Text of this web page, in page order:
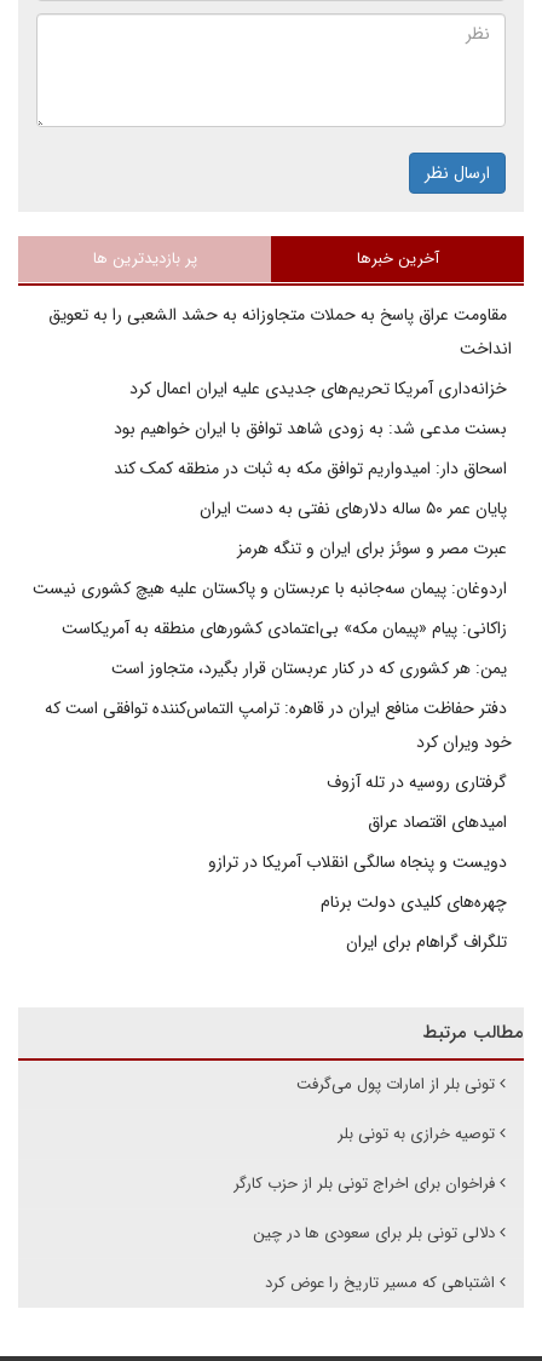
ارسال نظر
آخرین خبرها پر بازدیدترین ها
مقاومت عراق پاسخ به حملات متجاوزانه به حشد الشعبی را به تعویق
انداخت
خزانه‌داری آمریکا تحریم‌های جدیدی علیه ایران اعمال کرد
بسنت مدعی شد: به زودی شاهد توافق با ایران خواهیم بود
اسحاق دار: امیدواریم توافق مکه به ثبات در منطقه کمک کند
پایان عمر ۵۰ ساله دلارهای نفتی به دست ایران
عبرت مصر و سوئز برای ایران و تنگه هرمز
اردوغان: پیمان سه‌جانبه با عربستان و پاکستان علیه هیچ کشوری نیست
زاکانی: پیام «پیمان مکه» بی‌اعتمادی کشورهای منطقه به آمریکاست
یمن: هر کشوری که در کنار عربستان قرار بگیرد، متجاوز است
دفتر حفاظت منافع ایران در قاهره: ترامپ التماس‌کننده توافقی است که
خود ویران کرد
گرفتاری روسیه در تله آزوف
امیدهای اقتصاد عراق
دویست و پنجاه سالگی انقلاب آمریکا در ترازو
چهره‌های کلیدی دولت برنام
تلگراف گراهام برای ایران
مطالب مرتبط
تونی بلر از امارات پول می‌گرفت
توصیه خرازی به تونی بلر
فراخوان برای اخراج تونی بلر از حزب کارگر
دلالی تونی بلر برای سعودی ها در چین
اشتباهی که مسیر تاریخ را عوض کرد